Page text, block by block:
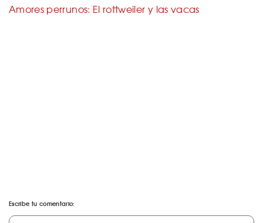
Amores perrunos: El rottweiler y las vacas
Escribe tu comentario: